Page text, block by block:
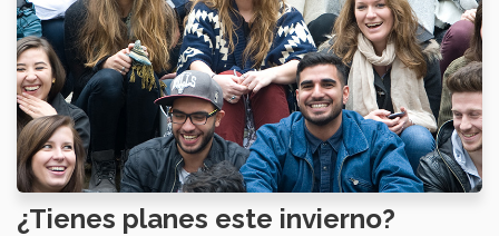
¿Tienes planes este invierno?